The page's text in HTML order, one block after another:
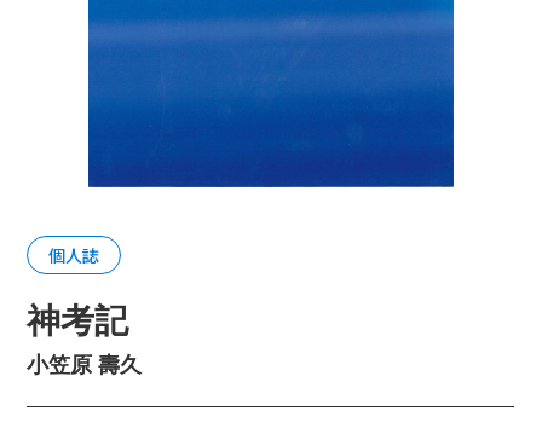
個人誌
神考記
小笠原 壽久